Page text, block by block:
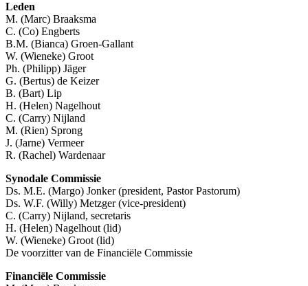
Leden
M. (Marc) Braaksma
C. (Co) Engberts
B.M. (Bianca) Groen-Gallant
W. (Wieneke) Groot
Ph. (Philipp) Jäger
G. (Bertus) de Keizer
B. (Bart) Lip
H. (Helen) Nagelhout
C. (Carry) Nijland
M. (Rien) Sprong
J. (Jarne) Vermeer
R. (Rachel) Wardenaar
Synodale Commissie
Ds. M.E. (Margo) Jonker (president, Pastor Pastorum)
Ds. W.F. (Willy) Metzger (vice-president)
C. (Carry) Nijland, secretaris
H. (Helen) Nagelhout (lid)
W. (Wieneke) Groot (lid)
De voorzitter van de Financiële Commissie
Financiële Commissie